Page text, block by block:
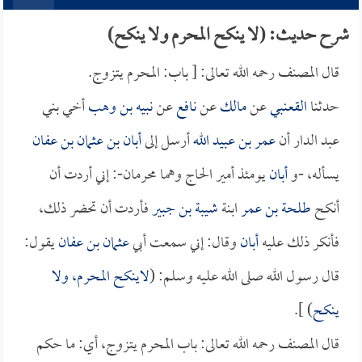
شرح حديث: (لا ينكح المحرم ولا ينكح)
قال المصنف رحمه الله تعالى: [ باب: المحرم يتزوج.
حدثناالقعنبيعنمالكعننافععننبيه بن وهبأخي بني
عبد الدار أنعمر بن عبيد اللهأرسل إلىأبان بن عثمان بن عفان
يسأله، -وأبانيومئذ أمير الحاج وهما محرمان-: إني أردت أن
أنكحطلحة بن عمرابنةشيبة بن جبيرفأردت أن تحضر ذلك،
فأنكر ذلك عليهأبانوقال: إني سمعت أبيعثمان بن عفانيقول:
قال رسول الله صلى الله عليه وسلم: (لاينكح المحرم، ولا
ينكح) ].
قال المصنف رحمه الله تعالى: باب المحرم يتزوج، أي: ما حكم